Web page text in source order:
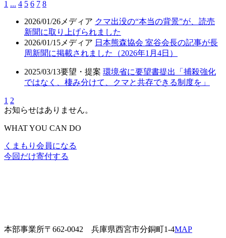
1 ... 4 5 6 7 8
2026/01/26 メディア クマ出没の“本当の背景”が、読売
新聞に取り上げられました
2026/01/15 メディア 日本熊森協会 室谷会長の記事が長
周新聞に掲載されました（2026年1月4日）
2025/03/13要望・提案 環境省に要望書提出「捕殺強化
ではなく、棲み分けて、クマと共存できる制度を」
1 2
お知らせはありません。
WHAT YOU CAN DO
くまもり会員になる
今回だけ寄付する
本部事業所〒662-0042 兵庫県西宮市分銅町1-4MAP